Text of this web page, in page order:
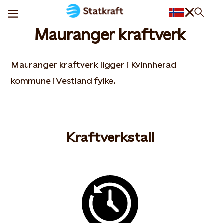
Mauranger kraftverk
Mauranger kraftverk ligger i Kvinnherad
kommune i Vestland fylke.
Kraftverkstall